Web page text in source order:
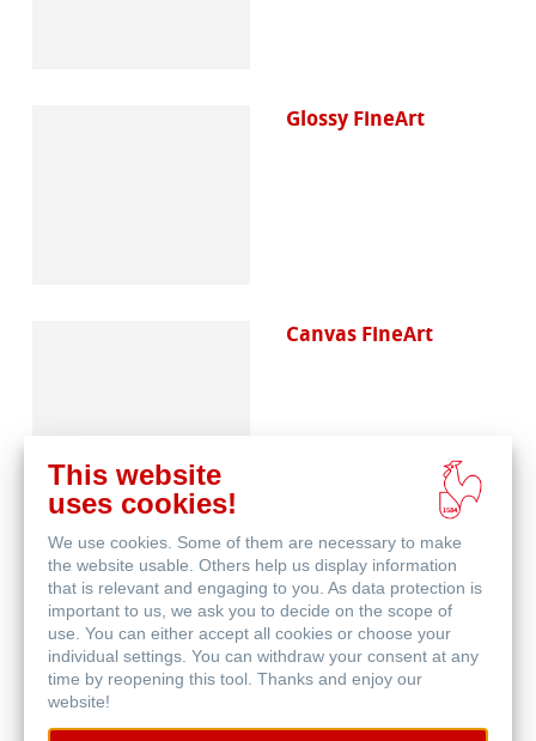
Glossy FineArt
Canvas FineArt
Schutz & Archivierung
This website
uses cookies!
We use cookies. Some of them are necessary to make
the website usable. Others help us display information
that is relevant and engaging to you. As data protection is
important to us, we ask you to decide on the scope of
use. You can either accept all cookies or choose your
individual settings. You can withdraw your consent at any
time by reopening this tool. Thanks and enjoy our
website!